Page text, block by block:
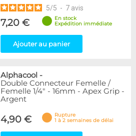
5/5 - 7 avis
7,20 €
En stock
Expédition immédiate
Ajouter au panier
Alphacool -
Double Connecteur Femelle /
Femelle 1/4" - 16mm - Apex Grip -
Argent
4,90 €
Rupture
1 à 2 semaines de délai